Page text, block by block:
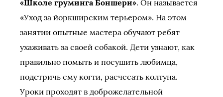
«Школе груминга Боншери». Он называется
«Уход за йоркширским терьером». На этом
занятии опытные мастера обучают ребят
ухаживать за своей собакой. Дети узнают, как
правильно помыть и посушить любимца,
подстричь ему когти, расчесать колтуна.
Уроки проходят в доброжелательной